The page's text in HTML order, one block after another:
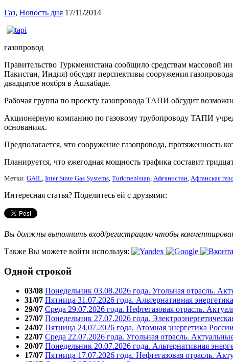
Газ, Новость дня 17/11/2014
газопровод
Правительство Туркменистана сообщило средствам массовой
Пакистан, Индия) обсудят перспективы сооружения
двадцатое ноября в Ашхабаде.
Рабочая группа по проекту газопровода ТАПИ обсудит
Акционерную компанию по газовому трубопроводу ТАПИ
основаниях.
Предполагается, что сооружение газопровода, протяженность
Планируется, что ежегодная мощность трафика составит
Метки: GAIL, Inter State Gas Systems, Turkmenistan, Афганистан, Афганская
Интересная статья? Поделитесь ей с друзьями:
Вы должны выполнить вход/регистрацию чтобы
Также Вы можете войти используя:
Одной строкой
03/08 Понедельник 03.08.2026 года. Угольная отрасль.
31/07 Пятница 31.07.2026 года. Альтернативная
29/07 Среда 29.07.2026 года. Нефтегазовая отрасль.
27/07 Понедельник 27.07.2026 года.
24/07 Пятница 24.07.2026 года. Атомная энергетика
22/07 Среда 22.07.2026 года. Угольная отрасль.
20/07 Понедельник 20.07.2026 года. Альтернативная
17/07 Пятница 17.07.2026 года. Нефтегазовая отрасль.